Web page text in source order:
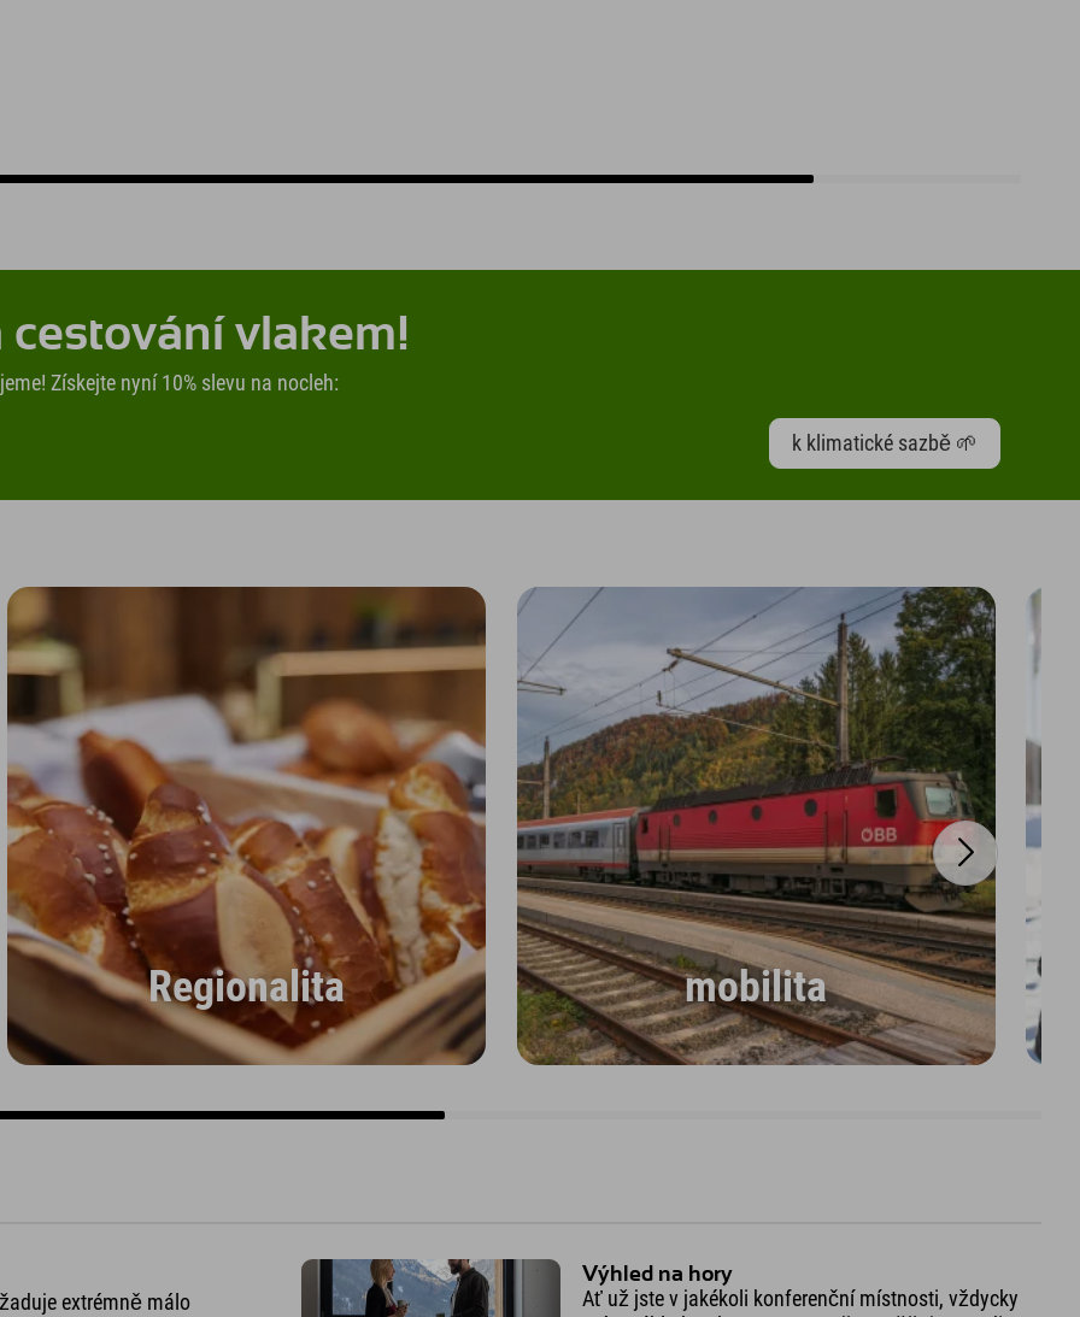
cestování vlakem!
Získejte nyní 10% slevu na nocleh:
k klimatické sazbě 🌱
Regionalita mobilita
extrémně málo
Výhled na hory
Ať už jste v jakékoli konferenční místnosti, vždycky